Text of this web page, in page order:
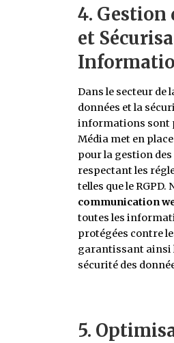
4. Gestion
et
Dans le secteur de
données et la
informations sont
Média met en
pour la gestion
respectant les
telles que le RGPD.
communication
toutes les
protégées contre
garantissant ainsi
sécurité des
5.